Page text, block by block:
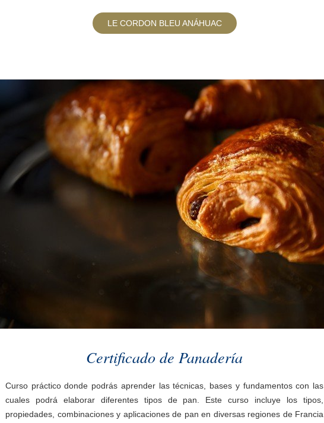
LE CORDON BLEU ANÁHUAC
Certificado de Panadería
Curso práctico donde podrás aprender las técnicas, bases y fundamentos con las
cuales podrá elaborar diferentes tipos de pan. Este curso incluye los tipos,
propiedades, combinaciones y aplicaciones de pan en diversas regiones de Francia